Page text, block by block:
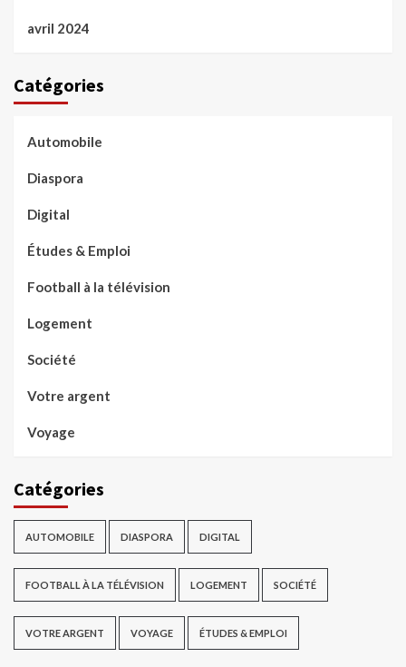
avril 2024
Catégories
Automobile
Diaspora
Digital
Études & Emploi
Football à la télévision
Logement
Société
Votre argent
Voyage
Catégories
AUTOMOBILE DIASPORA DIGITAL
FOOTBALL À LA TÉLÉVISION LOGEMENT SOCIÉTÉ
VOTRE ARGENT VOYAGE ÉTUDES & EMPLOI